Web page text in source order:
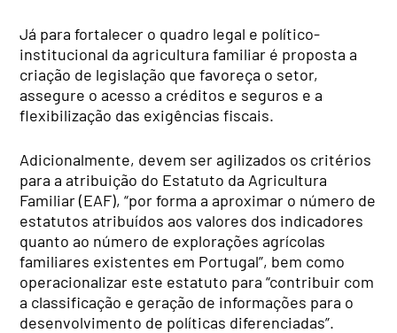
Já para fortalecer o quadro legal e político-
institucional da agricultura familiar é proposta a
criação de legislação que favoreça o setor,
assegure o acesso a créditos e seguros e a
flexibilização das exigências fiscais.
Adicionalmente, devem ser agilizados os critérios
para a atribuição do Estatuto da Agricultura
Familiar (EAF), “por forma a aproximar o número de
estatutos atribuídos aos valores dos indicadores
quanto ao número de explorações agrícolas
familiares existentes em Portugal”, bem como
operacionalizar este estatuto para “contribuir com
a classificação e geração de informações para o
desenvolvimento de políticas diferenciadas”.